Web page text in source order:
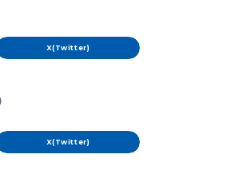
X(Twitter)
X(Twitter)